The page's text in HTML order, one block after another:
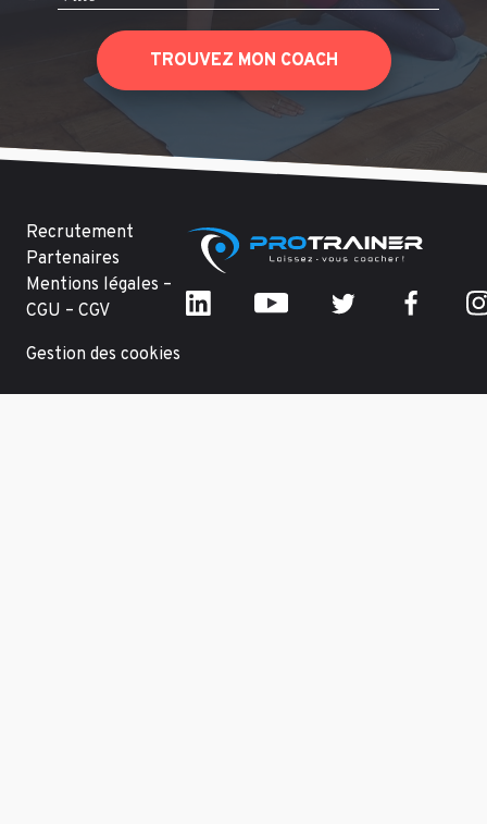
TROUVEZ MON COACH
Recrutement
Partenaires
Mentions légales –
CGU – CGV
Gestion des cookies